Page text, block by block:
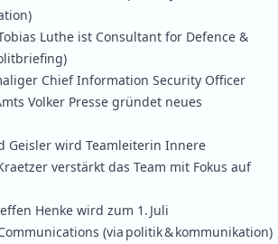
Luthe ist Consultant for Defence &
Chief Information Security Officer
Volker Presse gründet neues
Geisler wird Teamleiterin Innere
verstärkt das Team mit Fokus auf
Henke wird zum 1. Juli
(via politik & kommunikation)